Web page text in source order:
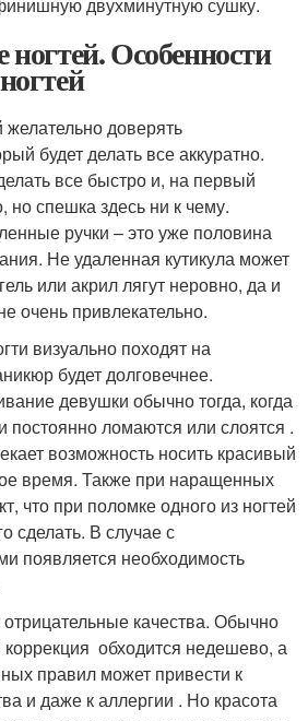
Особенности
доверять
будет делать все аккуратно.
все быстро и, на первый
но спешка здесь ни к чему.
ручки – это уже половина
Не удаленная кутикула может
или акрил лягут неровно, да и
очень привлекательно.
визуально походят на
будет долговечнее.
девушки обычно тогда, когда
постоянно ломаются или слоятся .
возможность носить красивый
время. Также при наращенных
что при поломке одного из ногтей
сделать. В случае с
появляется необходимость
отрицательные качества. Обычно
обходится недешево, а
правил может привести к
и даже к аллергии . Но красота